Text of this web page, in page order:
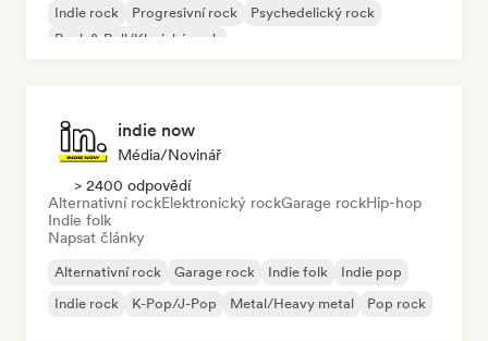
Indie rock Progresivní rock
Psychedelický rock
Rock & Roll/Klasický rock
indie now
Média/novinář
> 2400 odpovědí
Alternativní rockElektronický rockGarage rockHip-hop
Indie folk
Napsat články
Alternativní rock Garage rock Indie folk
Indie pop
Indie rock
K-Pop/J-Pop Metal/Heavy metal Pop rock